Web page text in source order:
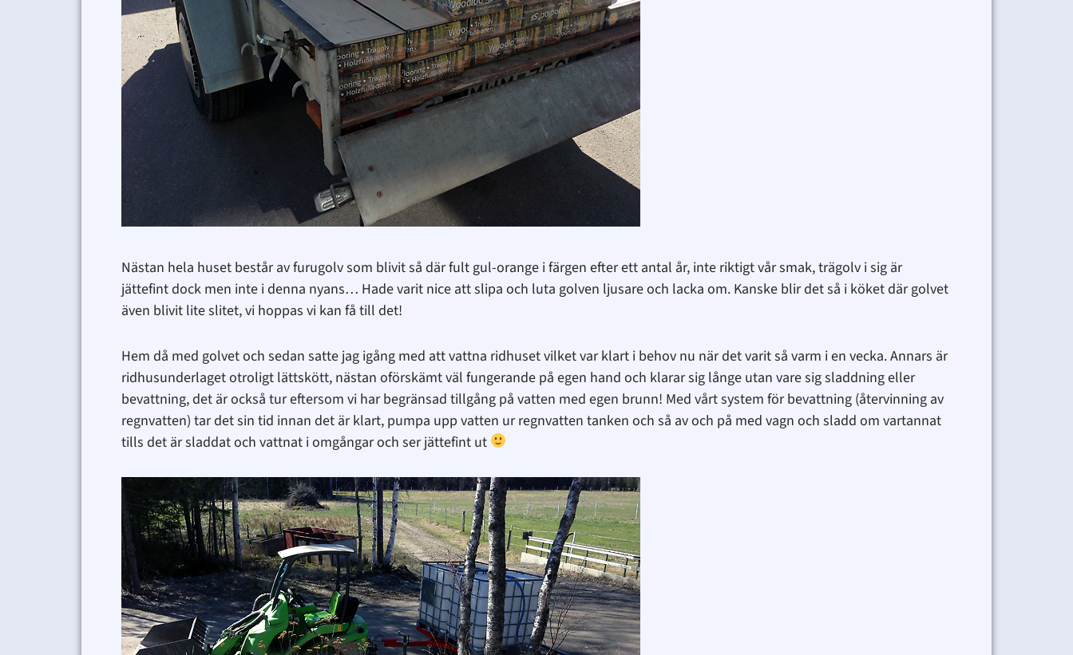
Nästan hela huset består av furugolv som blivit så där fult gul-orange i färgen efter ett antal år, inte riktigt vår smak, trägolv i sig är
jättefint dock men inte i denna nyans… Hade varit nice att slipa och luta golven ljusare och lacka om. Kanske blir det så i köket där golvet
även blivit lite slitet, vi hoppas vi kan få till det!
Hem då med golvet och sedan satte jag igång med att vattna ridhuset vilket var klart i behov nu när det varit så varm i en vecka. Annars är
ridhusunderlaget otroligt lättskött, nästan oförskämt väl fungerande på egen hand och klarar sig långe utan vare sig sladdning eller
bevattning, det är också tur eftersom vi har begränsad tillgång på vatten med egen brunn! Med vårt system för bevattning (återvinning av
regnvatten) tar det sin tid innan det är klart, pumpa upp vatten ur regnvatten tanken och så av och på med vagn och sladd om vartannat
tills det är sladdat och vattnat i omgångar och ser jättefint ut